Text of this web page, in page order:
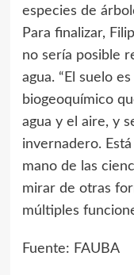
especies de
Para finalizar,
no sería posible
agua. “El suelo
biogeoquímico
agua y el aire, y
invernadero.
mano de las
mirar de otras
múltiples
Fuente: FAUBA